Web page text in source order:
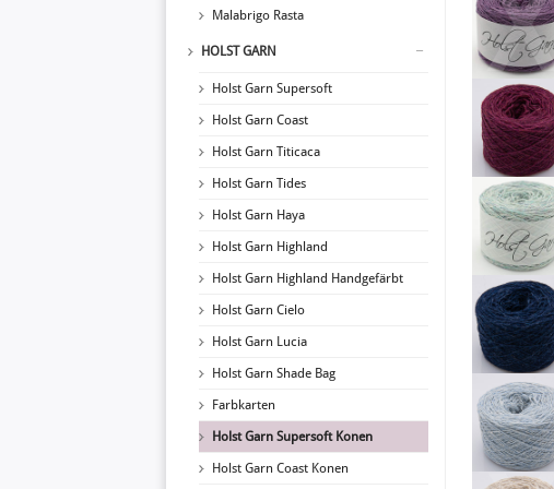
Malabrigo Rasta
HOLST GARN
Holst Garn Supersoft
Holst Garn Coast
Holst Garn Titicaca
Holst Garn Tides
Holst Garn Haya
Holst Garn Highland
Holst Garn Highland Handgefärbt
Holst Garn Cielo
Holst Garn Lucia
Holst Garn Shade Bag
Farbkarten
Holst Garn Supersoft Konen
Holst Garn Coast Konen
X